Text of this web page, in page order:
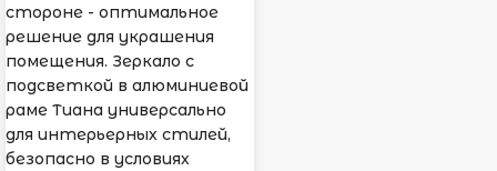
стороне - оптимальное
решение для украшения
помещения. Зеркало с
подсветкой в алюминиевой
раме Тиана универсально
для интерьерных стилей,
безопасно в условиях